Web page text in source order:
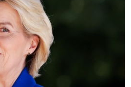
Multimedia
Ảnh
Video
Infographic
E-Magazine